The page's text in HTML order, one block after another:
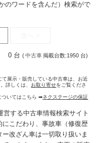
のワードを含んだ）検索がで
0 台 (中古車掲載台数:1950 台)
展示・販売している中古車は、お近
詳しくは、 お取り寄せをご覧くださ
ついてはこちら ➡ネクステージの保証
営する中古車情報検索サイト
こだわり、事故車（修復歴
改ざん車は一切取り扱いま